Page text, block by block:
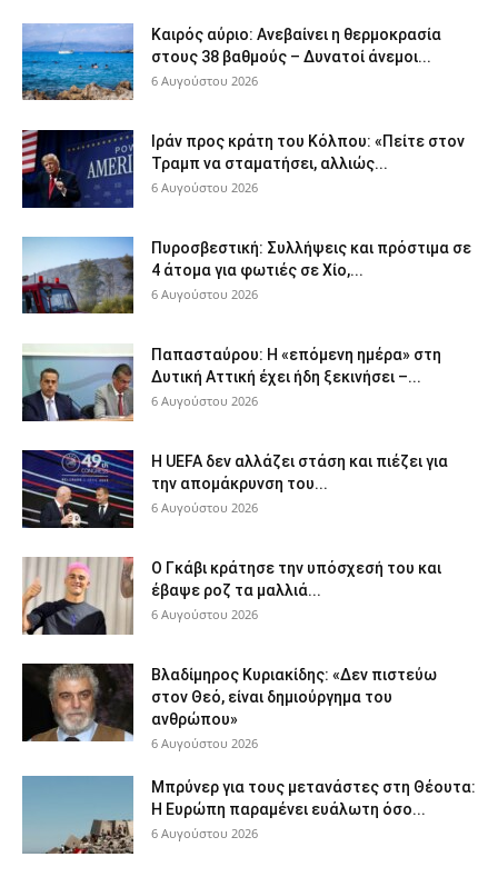
Καιρός αύριο: Ανεβαίνει η θερμοκρασία
στους 38 βαθμούς – Δυνατοί άνεμοι...
6 Αυγούστου 2026
Ιράν προς κράτη του Κόλπου: «Πείτε στον
Τραμπ να σταματήσει, αλλιώς...
6 Αυγούστου 2026
Πυροσβεστική: Συλλήψεις και πρόστιμα σε
4 άτομα για φωτιές σε Χίο,...
6 Αυγούστου 2026
Παπασταύρου: Η «επόμενη ημέρα» στη
Δυτική Αττική έχει ήδη ξεκινήσει –...
6 Αυγούστου 2026
Η UEFA δεν αλλάζει στάση και πιέζει για
την απομάκρυνση του...
6 Αυγούστου 2026
Ο Γκάβι κράτησε την υπόσχεσή του και
έβαψε ροζ τα μαλλιά...
6 Αυγούστου 2026
Βλαδίμηρος Κυριακίδης: «Δεν πιστεύω
στον Θεό, είναι δημιούργημα του
ανθρώπου»
6 Αυγούστου 2026
Μπρύνερ για τους μετανάστες στη Θέουτα:
Η Ευρώπη παραμένει ευάλωτη όσο...
6 Αυγούστου 2026